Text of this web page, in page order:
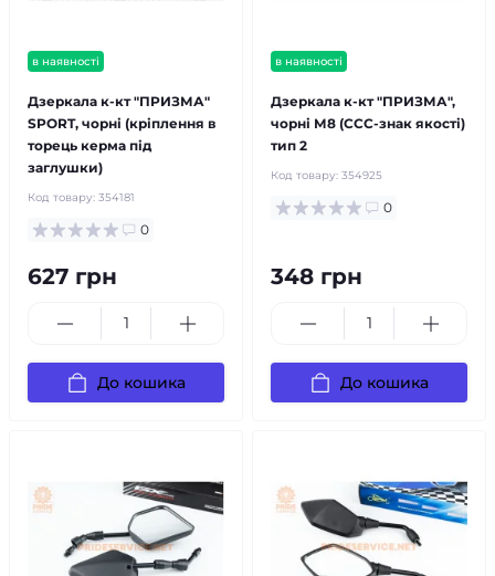
в наявності
Дзеркала к-кт "ПРИЗМА"
SPORT, чорні (кріплення в
торець керма під
заглушки)
Код товару: 354181
0
627 грн
До кошика
в наявності
Дзеркала к-кт "ПРИЗМА",
чорні М8 (ССС-знак якості)
тип 2
Код товару: 354925
0
348 грн
До кошика